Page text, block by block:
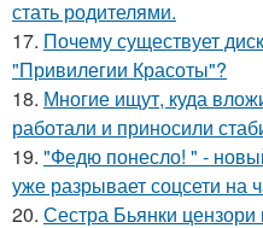
стать родителями.
17. Почему существует
"Привилегии Красоты"?
18. Многие ищут, куда
работали и приносили
19. "Федю понесло! " -
уже разрывает соцсети на
20. Сестра Бьянки